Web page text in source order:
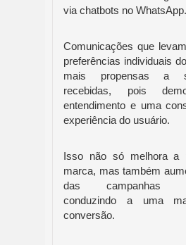
via chatbots no WhatsApp.
Comunicações que
preferências individuais
mais propensas a
recebidas, pois
entendimento e uma
experiência do usuário.
Isso não só melhora a
marca, mas também
das campanhas
conduzindo a uma
conversão.